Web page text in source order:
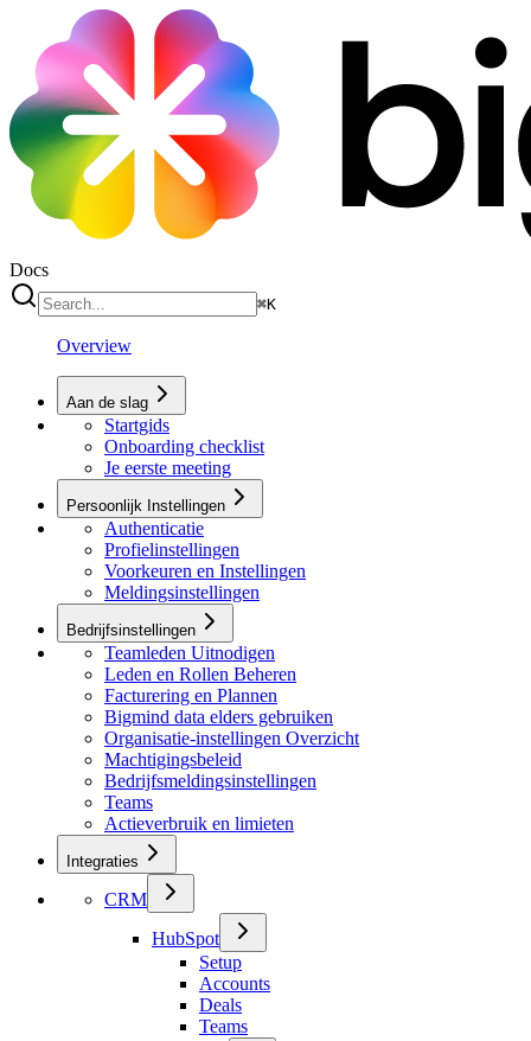
Docs
⌘K
Overview
Aan de slag
Startgids
Onboarding checklist
Je eerste meeting
Persoonlijk Instellingen
Authenticatie
Profielinstellingen
Voorkeuren en Instellingen
Meldingsinstellingen
Bedrijfsinstellingen
Teamleden Uitnodigen
Leden en Rollen Beheren
Facturering en Plannen
Bigmind data elders gebruiken
Organisatie-instellingen Overzicht
Machtigingsbeleid
Bedrijfsmeldingsinstellingen
Teams
Actieverbruik en limieten
Integraties
CRM
HubSpot
Setup
Accounts
Deals
Teams